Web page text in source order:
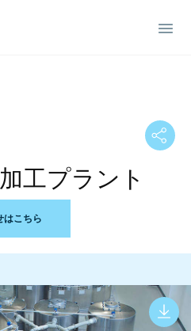
工プラント
はこちら